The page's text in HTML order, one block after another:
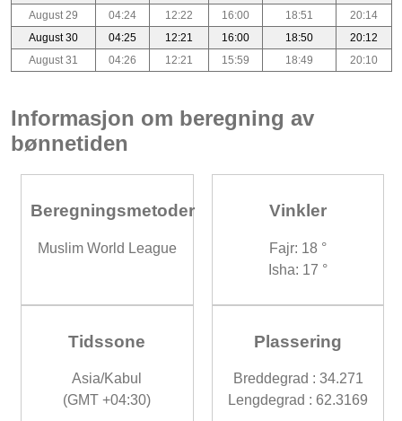
August 29
04:24 12:22 16:00 18:51
20:14
August 30
04:25 12:21 16:00 18:50
20:12
August 31
04:26 12:21 15:59 18:49 20:10
Informasjon om beregning av
bønnetiden
Beregningsmetoder
Muslim World League
Vinkler
Fajr: 18 °
Isha: 17 °
Tidssone
Asia/Kabul
(GMT +04:30)
Plassering
Breddegrad : 34.271
Lengdegrad : 62.3169